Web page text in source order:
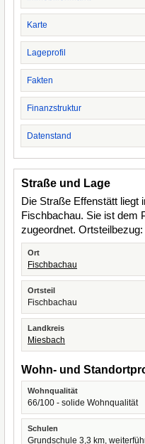
Karte
Lageprofil
Fakten
Finanzstruktur
Datenstand
Straße und Lage
Die Straße Effenstätt liegt
Fischbachau. Sie ist dem
zugeordnet. Ortsteilbezug:
Ort
Fischbachau
Ortsteil
Fischbachau
Landkreis
Miesbach
Wohn- und
Wohnqualität
66/100 - solide Wohnqualität
Schulen
Grundschule 3,3 km,